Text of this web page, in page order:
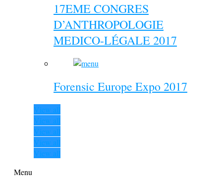
17EME CONGRES
D’ANTHROPOLOGIE
MEDICO-LÉGALE 2017
Forensic Europe Expo 2017
View all
View all
View all
View all
View all
Menu